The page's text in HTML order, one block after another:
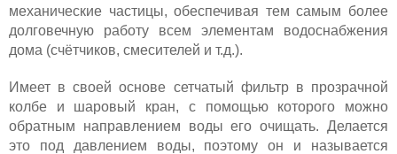
механические частицы, обеспечивая тем самым более
долговечную работу всем элементам водоснабжения
дома (счётчиков, смесителей и т.д.).
Имеет в своей основе сетчатый фильтр в прозрачной
колбе и шаровый кран, с помощью которого можно
обратным направлением воды его очищать. Делается
это под давлением воды, поэтому он и называется